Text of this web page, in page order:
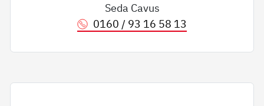
Seda Cavus
0160 / 93 16 58 13